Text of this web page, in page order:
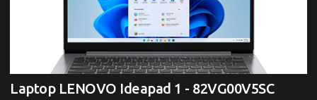
Laptop LENOVO Ideapad 1 - 82VG00V5SC